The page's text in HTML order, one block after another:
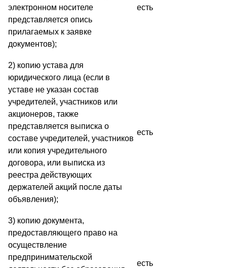
электронном носителе
представляется опись
прилагаемых к заявке
документов);
есть
2) копию устава для
юридического лица (если в
уставе не указан состав
учредителей, участников или
акционеров, также
представляется выписка о
составе учредителей, участников
или копия учредительного
договора, или выписка из
реестра действующих
держателей акций после даты
объявления);
есть
3) копию документа,
предоставляющего право на
осуществление
предпринимательской
есть